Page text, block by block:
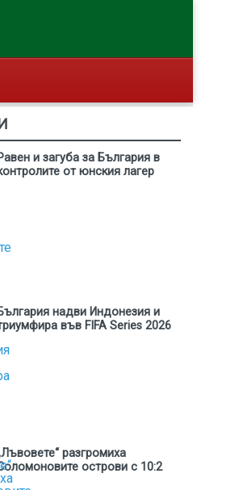
и загуба за България в
от юнския лагер
България надви Индонезия и
във FIFA Series 2026
разгромиха
острови с 10:2